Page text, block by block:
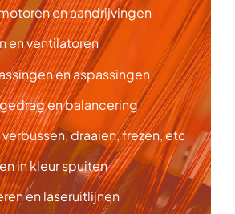
en aandrijvingen
en ventilatoren
en aspassingen
en balancering
verbussen, draaien, frezen, etc
in kleur spuiten
en laseruitlijnen